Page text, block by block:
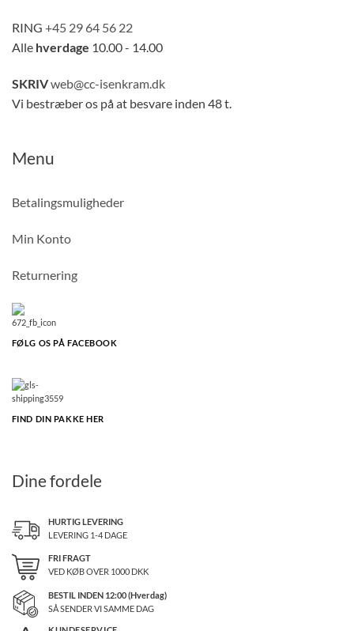
RING +45 29 64 56 22
Alle hverdage 10.00 - 14.00
SKRIVweb@cc-isenkram.dk
Vi bestræber os på at besvare inden 48 t.
Menu
Betalingsmuligheder
Min Konto
Returnering
FØLG OS PÅ FACEBOOK
FIND DIN PAKKE HER
Dine fordele
HURTIG LEVERING
LEVERING 1-4 DAGE
FRI FRAGT
VED KØB OVER 1000DKK
BESTIL INDEN 12:00 (Hverdag)
SÅ SENDER VI SAMME DAG